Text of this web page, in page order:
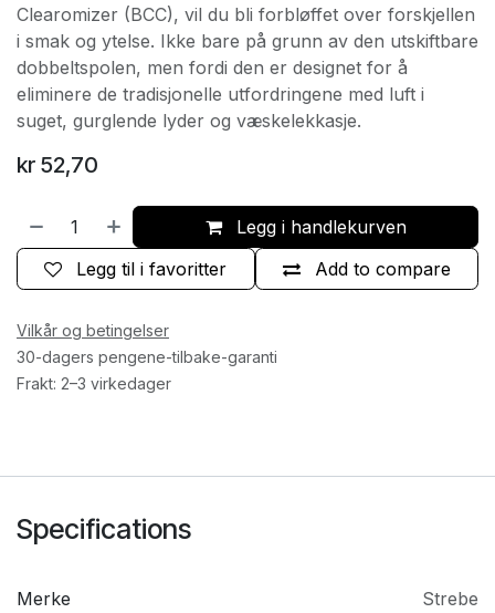
Clearomizer (BCC), vil du bli forbløffet over forskjellen
i smak og ytelse. Ikke bare på grunn av den utskiftbare
dobbeltspolen, men fordi den er designet for å
eliminere de tradisjonelle utfordringene med luft i
suget, gurglende lyder og væskelekkasje.
kr 52,70
Legg i handlekurven
Add to compare
Legg til i favoritter
Vilkår og betingelser
30-dagers pengene-tilbake-garanti
Frakt: 2–3 virkedager
Specifications
Merke Strebe